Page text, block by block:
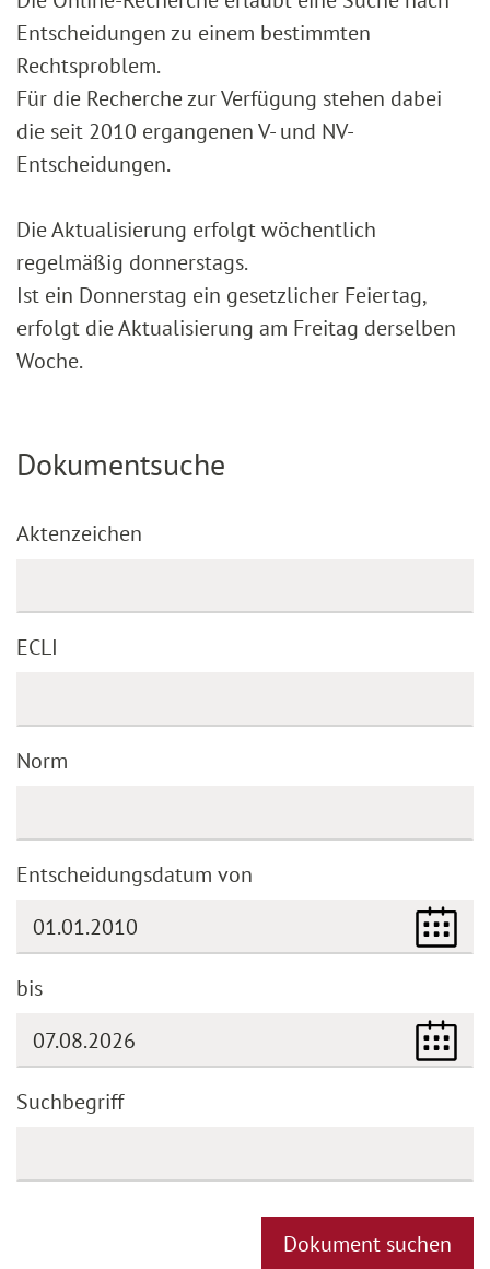
Entscheidungen zu einem bestimmten
Rechtsproblem.
Für die Recherche zur Verfügung stehen dabei
die seit 2010 ergangenen V- und NV-
Entscheidungen.
Die Aktualisierung erfolgt wöchentlich
regelmäßig donnerstags.
Ist ein Donnerstag ein gesetzlicher Feiertag,
erfolgt die Aktualisierung am Freitag derselben
Woche.
Dokumentsuche
Aktenzeichen
ECLI
Norm
Entscheidungsdatum von
bis
Suchbegriff
Dokument suchen